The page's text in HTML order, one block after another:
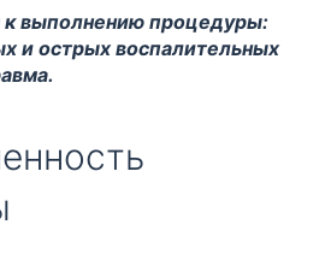
к выполнению процедуры:
и острых воспалительных